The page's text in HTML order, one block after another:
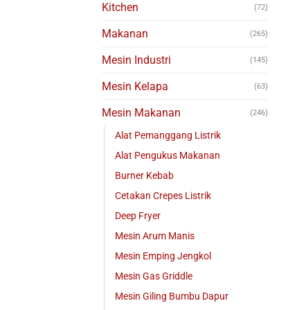
Kitchen (72)
Makanan (265)
Mesin Industri (145)
Mesin Kelapa (63)
Mesin Makanan (246)
Alat Pemanggang Listrik
Alat Pengukus Makanan
Burner Kebab
Cetakan Crepes Listrik
Deep Fryer
Mesin Arum Manis
Mesin Emping Jengkol
Mesin Gas Griddle
Mesin Giling Bumbu Dapur